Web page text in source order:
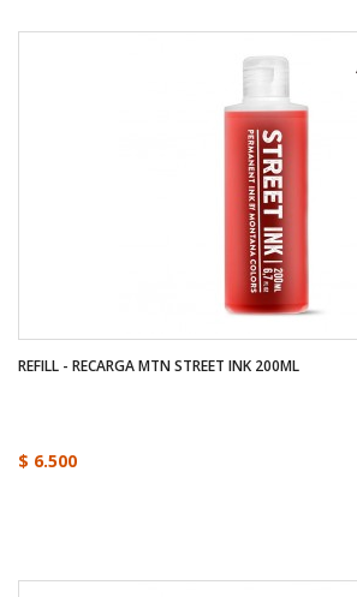
REFILL - RECARGA MTN STREET INK 200ML
$ 6.500